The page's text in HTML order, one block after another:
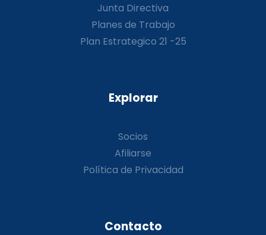
Junta Directiva
Planes de Trabajo
Plan Estrategico 21 -25
Explorar
Socios
Afiliarse
Política de Privacidad
Contacto